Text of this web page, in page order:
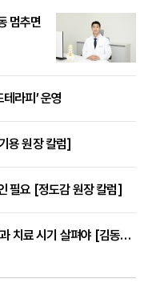
멈추면
라피’ 운영
용 원장 칼럼]
필요 [정도감 원장 칼럼]
손 저림 반복된다면 손목터널증후군 진단과 치료 시기 살펴야 [김동현 원장 칼럼]